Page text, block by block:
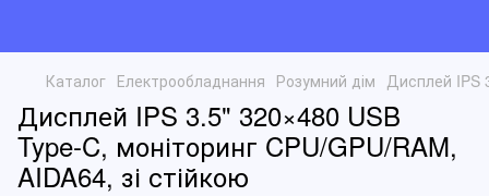
Каталог Електрообладнання Розумний дім Дисплей IPS
Дисплей IPS 3.5" 320×480 USB
Type-C, моніторинг CPU/GPU/RAM,
AIDA64, зі стійкою